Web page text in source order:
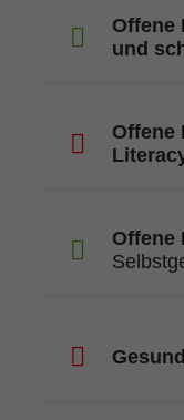
Offene
und
Offene
Offene